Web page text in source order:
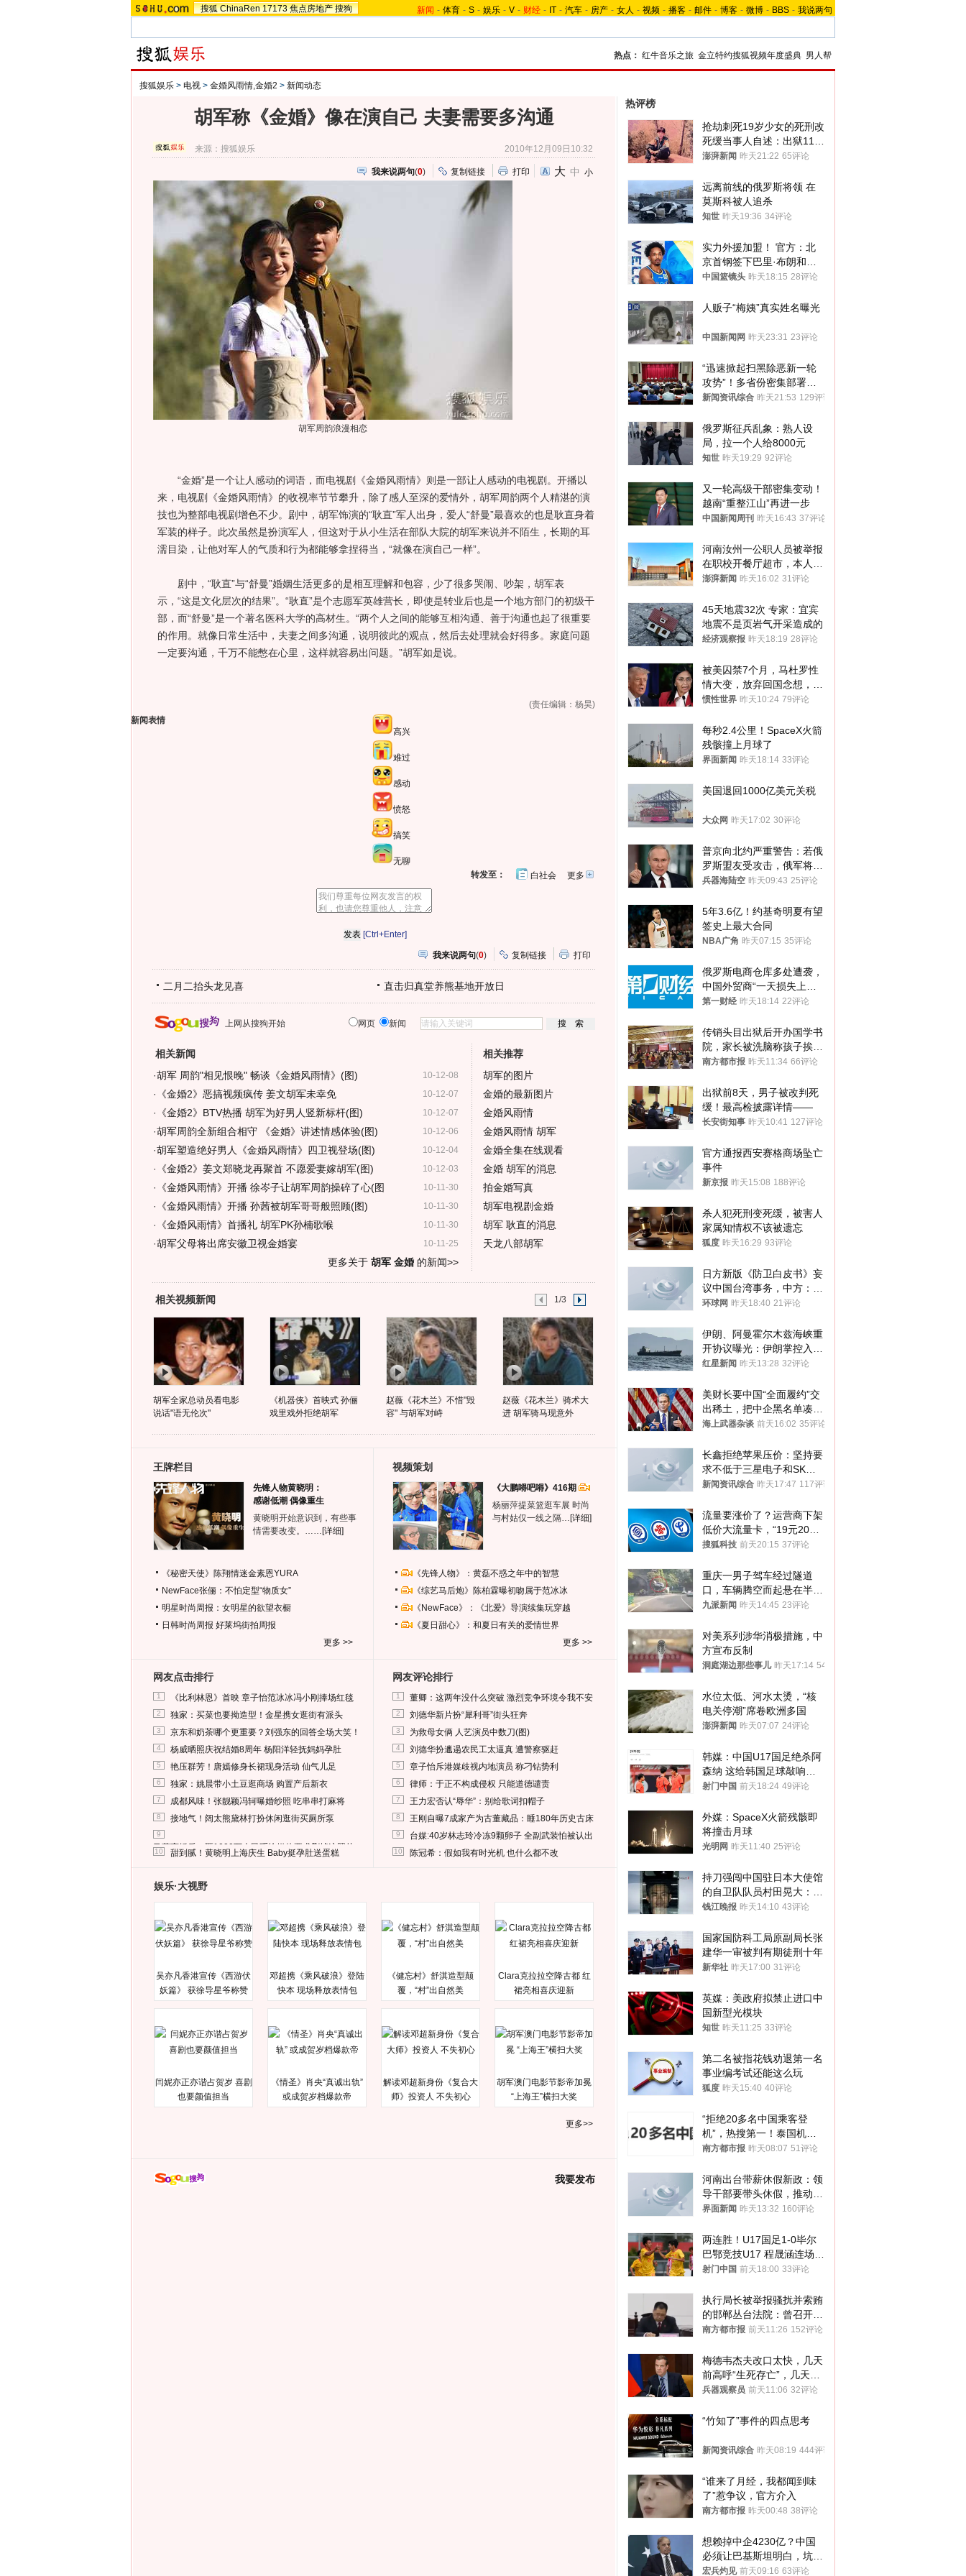
搜狐 ChinaRen 17173 焦点房地产 搜狗 新闻 - 体育 - S - 娱乐 - V - 财经 - IT - 汽车 - 房产 - 女人 - 视频 - 播客 - 邮件 - 博客 - 微博 - BBS - 我说两句
热点： 红牛音乐之旅 金立特约搜狐视频年度盛典 男人帮
搜狐娱乐 > 电视 > 金婚风雨情,金婚2 > 新闻动态
胡军称《金婚》像在演自己 夫妻需要多沟通
来源：搜狐娱乐 2010年12月09日10:32
我来说两句(0) 复制链接 打印 大 中 小
胡军周韵浪漫相恋
“金婚”是一个让人感动的词语，而电视剧《金婚风雨情》则是一部让人感动的电视剧。开播以
来，电视剧《金婚风雨情》的收视率节节攀升，除了感人至深的爱情外，胡军周韵两个人精湛的演
技也为整部电视剧增色不少。剧中，胡军饰演的“耿直”军人出身，爱人“舒曼”最喜欢的也是耿直身着
军装的样子。此次虽然是扮演军人，但这对于从小生活在部队大院的胡军来说并不陌生，长期的耳
濡目染，让他对军人的气质和行为都能够拿捏得当，“就像在演自己一样”。
剧中，“耿直”与“舒曼”婚姻生活更多的是相互理解和包容，少了很多哭闹、吵架，胡军表
示，“这是文化层次的结果”。“耿直”是个志愿军英雄营长，即使是转业后也是一个地方部门的初级干
部，而“舒曼”是一个著名医科大学的高材生。“两个人之间的能够互相沟通、善于沟通也起了很重要
的作用。就像日常生活中，夫妻之间多沟通，说明彼此的观点，然后去处理就会好得多。家庭问题
一定要沟通，千万不能憋在心里，这样就容易出问题。”胡军如是说。
(责任编辑：杨昊)
新闻表情
高兴
难过
感动
愤怒
搞笑
无聊
更多开
转发至： 白社会
[Ctrl+Enter]
我来说两句(0) 复制链接 打印
二月二抬头龙见喜 直击归真堂养熊基地开放日
上网从搜狗开始 网页 新闻
相关新闻
10-12-08
·胡军 周韵"相见恨晚" 畅谈《金婚风雨情》(图)
10-12-07
· 《金婚2》恶搞视频疯传 姜文胡军未幸免
10-12-07
· 《金婚2》BTV热播 胡军为好男人竖新标杆(图)
10-12-06
·胡军周韵全新组合相守 《金婚》讲述情感体验(图)
10-12-04
·胡军塑造绝好男人《金婚风雨情》四卫视登场(图)
10-12-03
· 《金婚2》姜文郑晓龙再聚首 不愿爱妻嫁胡军(图)
10-11-30
· 《金婚风雨情》开播 徐岑子让胡军周韵操碎了心(图
10-11-30
· 《金婚风雨情》开播 孙茜被胡军哥哥般照顾(图)
10-11-30
· 《金婚风雨情》首播礼 胡军PK孙楠歌喉
10-11-25
·胡军父母将出席安徽卫视金婚宴
更多关于 胡军 金婚的新闻>>
相关推荐
胡军的图片
金婚的最新图片
金婚风雨情
金婚风雨情 胡军
金婚全集在线观看
金婚 胡军的消息
拍金婚写真
胡军电视剧金婚
胡军 耿直的消息
天龙八部胡军
相关视频新闻 1/3
胡军全家总动员看电影
说话"语无伦次"
《机器侠》首映式 孙俪
戏里戏外拒绝胡军
赵薇《花木兰》不惜"毁
容" 与胡军对峙
赵薇《花木兰》骑术大
进 胡军骑马现意外
王牌栏目
先锋人物黄晓明：
感谢低潮 偶像重生
黄晓明开始意识到，有些事
情需要改变。…… [详细]
《秘密天使》陈翔情迷金素恩YURA
NewFace张俪：不怕定型“物质女”
明星时尚周报：女明星的欲望衣橱
日韩时尚周报 好莱坞街拍周报
更多 >>
视频策划
《大鹏嘚吧嘚》416期
杨丽萍提菜篮逛车展 时尚
与村姑仅一线之隔… [详细]
《先锋人物》：黄磊不惑之年中的智慧
《综艺马后炮》陈柏霖曝初吻属于范冰冰
《NewFace》：《北爱》导演续集玩穿越
《夏日甜心》：和夏日有关的爱情世界
更多 >>
网友点击排行
1 《比利林恩》首映 章子怡范冰冰冯小刚捧场红毯
2 独家：买菜也要拗造型！金星携女逛街有派头
3 京东和奶茶哪个更重要？刘强东的回答全场大笑！
4 杨威晒照庆祝结婚8周年 杨阳洋轻抚妈妈孕肚
5 艳压群芳！唐嫣修身长裙现身活动 仙气儿足
6 独家：姚晨带小土豆逛商场 购置产后新衣
7 成都风味！张靓颖冯轲曝婚纱照 吃串串打麻将
8 接地气！阔太熊黛林打扮休闲逛街买厕所泵
9
马蓉离婚后，砸1000万人民币给媒体要求删掉这照片
10 甜到腻！黄晓明上海庆生 Baby挺孕肚送蛋糕
网友评论排行
1 董卿：这两年没什么突破 激烈竞争环境令我不安
2 刘德华新片扮“犀利哥”街头狂奔
3 为救母女俩 人艺演员中数刀(图)
4 刘德华扮邋遢农民工太逼真 遭警察驱赶
5 章子怡斥港媒歧视内地演员 称刁钻势利
6 律师：于正不构成侵权 只能道德谴责
7 王力宏否认“辱华”：别给歌词扣帽子
8 王刚自曝7成家产为古董藏品：睡180年历史古床
9 台媒:40岁林志玲冷冻9颗卵子 全副武装怕被认出
10 陈冠希：假如我有时光机 也什么都不改
娱乐·大视野
吴亦凡香港宣传《西游伏
妖篇》 获徐导星爷称赞
邓超携《乘风破浪》登陆
快本 现场释放表情包
《健忘村》舒淇造型颠
覆，“村”出自然美
Clara克拉拉空降古都 红
裙亮相喜庆迎新
闫妮亦正亦谐占贺岁 喜剧
也要颜值担当
《情圣》肖央“真诚出轨”
或成贺岁档爆款帝
解读邓超新身份《复合大
师》投资人 不失初心
胡军澳门电影节影帝加冕
“上海王”横扫大奖
更多>>
我要发布
热评榜
抢劫刺死19岁少女的死刑改
死缓当事人自述：出狱11年
间始终刻意躲避被害人家属
澎湃新闻 昨天21:22 65评论
远离前线的俄罗斯将领 在
莫斯科被人追杀
知世 昨天19:36 34评论
实力外援加盟！ 官方：北
京首钢签下巴里·布朗和桑
普森
中国篮镜头 昨天18:15 28评论
人贩子“梅姨”真实姓名曝光
中国新闻网 昨天23:31 23评论
“迅速掀起扫黑除恶新一轮
攻势”！多省份密集部署，
公布举报方式
新闻资讯综合 昨天21:53 129评论
俄罗斯征兵乱象：熟人设
局，拉一个人给8000元
知世 昨天19:29 92评论
又一轮高级干部密集变动！
越南“重整江山”再进一步
中国新闻周刊 昨天16:43 37评论
河南汝州一公职人员被举报
在职校开餐厅超市，本人回
应称“是给别人帮忙”
澎湃新闻 昨天16:02 31评论
45天地震32次 专家：宜宾
地震不是页岩气开采造成的
经济观察报 昨天18:19 28评论
被美囚禁7个月，马杜罗性
情大变，放弃回国念想，最
后嘱托已公开
惯性世界 昨天10:24 79评论
每秒2.4公里！SpaceX火箭
残骸撞上月球了
界面新闻 昨天18:14 33评论
美国退回1000亿美元关税
大众网 昨天17:02 30评论
普京向北约严重警告：若俄
罗斯盟友受攻击，俄军将动
用核武器保护
兵器海陆空 昨天09:43 25评论
5年3.6亿！约基奇明夏有望
签史上最大合同
NBA广角 昨天07:15 35评论
俄罗斯电商仓库多处遭袭，
中国外贸商“一天损失上
万”紧急清仓
第一财经 昨天18:14 22评论
传销头目出狱后开办国学书
院，家长被洗脑称孩子挨打
才有效果
南方都市报 昨天11:34 66评论
出狱前8天，男子被改判死
缓！最高检披露详情——
长安街知事 昨天10:41 127评论
官方通报西安赛格商场坠亡
事件
新京报 昨天15:08 188评论
杀人犯死刑变死缓，被害人
家属知情权不该被遗忘
狐度 昨天16:29 93评论
日方新版《防卫白皮书》妄
议中国台湾事务，中方：强
烈不满、坚决反对，已向日
环球网 昨天18:40 21评论
伊朗、阿曼霍尔木兹海峡重
开协议曝光：伊朗掌控入湾
航道，与阿曼平分“服务费”
红星新闻 昨天13:28 32评论
美财长要中国“全面履约”交
出稀土，把中企黑名单凑到
187家，中方做最坏打算
海上武器杂谈 前天16:02 35评论
长鑫拒绝苹果压价：坚持要
求不低于三星电子和SK海
力士
新闻资讯综合 昨天17:47 117评论
流量要涨价了？运营商下架
低价大流量卡，“19元200
G”成为历史
搜狐科技 前天20:15 37评论
重庆一男子驾车经过隧道
口，车辆腾空而起悬在半
空，消防： 2人已送医，正
九派新闻 昨天14:45 23评论
对美系列涉华消极措施，中
方宣布反制
洞庭湖边那些事儿 昨天17:14 54评论
水位太低、河水太烫，“核
电关停潮”席卷欧洲多国
澎湃新闻 昨天07:07 24评论
韩媒：中国U17国足绝杀阿
森纳 这给韩国足球敲响了
警钟
射门中国 前天18:24 49评论
外媒：SpaceX火箭残骸即
将撞击月球
光明网 昨天11:40 25评论
持刀强闯中国驻日本大使馆
的自卫队队员村田晃大：对
自己的行为深感后悔；曾申
钱江晚报 昨天14:10 43评论
国家国防科工局原副局长张
建华一审被判有期徒刑十年
新华社 昨天17:00 31评论
英媒：美政府拟禁止进口中
国新型光模块
知世 昨天11:25 33评论
第二名被指花钱劝退第一名
事业编考试还能这么玩
狐度 昨天15:40 40评论
“拒绝20多名中国乘客登
机”，热搜第一！泰国机场
方道歉
南方都市报 昨天08:07 51评论
河南出台带薪休假新政：领
导干部要带头休假，推动全
员应休尽休、休满休足
界面新闻 昨天13:32 160评论
两连胜！U17国足1-0毕尔
巴鄂竞技U17 程晟涵连场破
门
射门中国 前天18:00 33评论
执行局长被举报骚扰并索贿
的邯郸丛台法院：曾召开警
示教育会
南方都市报 前天11:26 152评论
梅德韦杰夫改口太快，几天
前高呼“生死存亡”，几天后
又换了一个说法
兵器观察员 前天11:06 32评论
“竹知了”事件的四点思考
新闻资讯综合 昨天08:19 444评论
“谁来了月经，我都闻到味
了”惹争议，官方介入
南方都市报 昨天00:48 38评论
想赖掉中企4230亿？中国
必须让巴基斯坦明白，坑中
国人钱的代价！
宏兵灼见 前天09:16 63评论